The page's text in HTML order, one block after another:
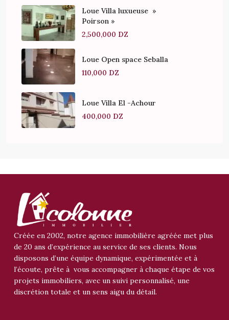
Loue Villa luxueuse »
Poirson »
2,500,000 DZ
Loue Open space Seballa
110,000 DZ
Loue Villa El -Achour
400,000 DZ
Créée en 2002, notre agence immobilière agréée met plus
de 20 ans d’expérience au service de ses clients. Nous
disposons d’une équipe dynamique, expérimentée et à
l’écoute, prête à vous accompagner à chaque étape de vos
projets immobiliers, avec un suivi personnalisé, une
discrétion totale et un sens aigu du détail.